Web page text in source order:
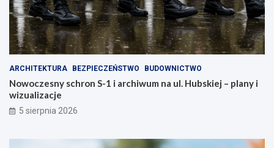
e
n
m
i
s
t
o
!
j
o
s
w
o
e
z
d
r
i
ARCHITEKTURA BEZPIECZEŃSTWO BUDOWNICTWO
Nowoczesny schron S-1 i archiwum na ul. Hubskiej – plany i
wizualizacje
5 sierpnia 2026